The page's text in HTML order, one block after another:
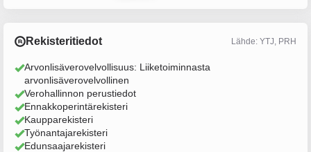
Rekisteritiedot Lähde: YTJ, PRH
Arvonlisäverovelvollisuus: Liiketoiminnasta
arvonlisäverovelvollinen
Verohallinnon perustiedot
Ennakkoperintärekisteri
Kaupparekisteri
Työnantajarekisteri
Edunsaajarekisteri